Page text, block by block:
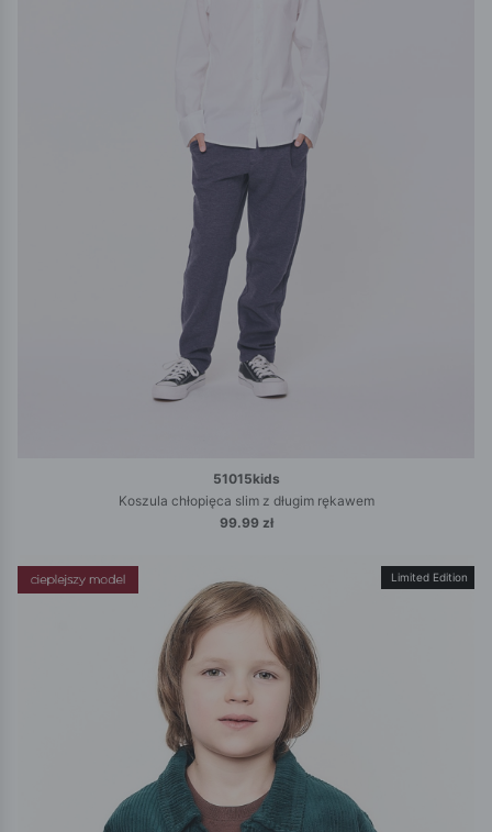
51015kids
Koszula chłopięca slim z długim rękawem
99.99 zł
Limited Edition